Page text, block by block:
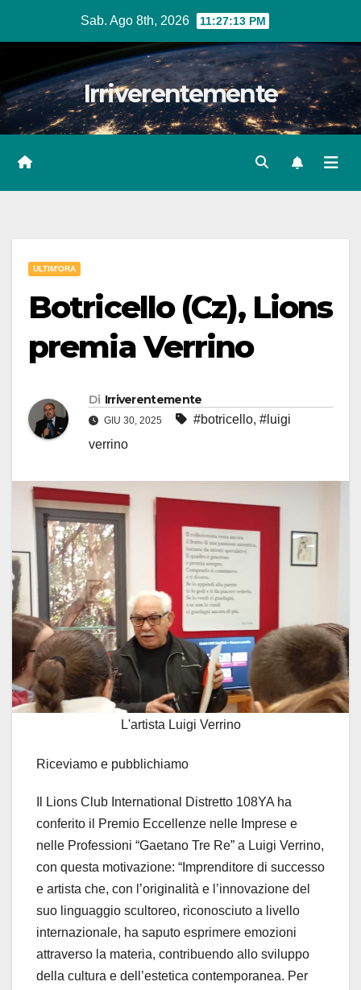
Sab. Ago 8th, 2026 11:27:14 PM
Irriverentemente
ULTIM'ORA
Botricello (Cz), Lions
premia Verrino
Di Irriverentemente
GIU 30, 2025 #botricello, #luigi
verrino
L'artista Luigi Verrino
Riceviamo e pubblichiamo
Il Lions Club International Distretto 108YA ha
conferito il Premio Eccellenze nelle Imprese e
nelle Professioni “Gaetano Tre Re” a Luigi Verrino,
con questa motivazione: “Imprenditore di successo
e artista che, con l’originalità e l’innovazione del
suo linguaggio scultoreo, riconosciuto a livello
internazionale, ha saputo esprimere emozioni
attraverso la materia, contribuendo allo sviluppo
della cultura e dell’estetica contemporanea. Per